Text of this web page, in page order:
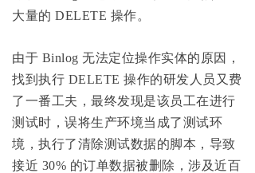
大量的 DELETE 操作。
由于 Binlog 无法定位操作实体的原因，
找到执行 DELETE 操作的研发人员又费
了一番工夫，最终发现是该员工在进行
测试时，误将生产环境当成了测试环
境，执行了清除测试数据的脚本，导致
接近 30% 的订单数据被删除，涉及近百